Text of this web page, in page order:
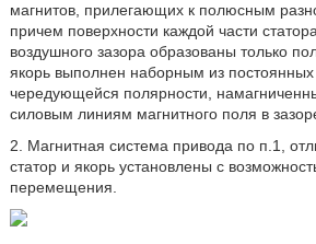
магнитов, прилегающих к полюсным
причем поверхности каждой части
воздушного зазора образованы только
якорь выполнен наборным из постоянных
чередующейся полярности,
силовым линиям магнитного поля в
2. Магнитная система привода по п.1,
статор и якорь установлены с
перемещения.